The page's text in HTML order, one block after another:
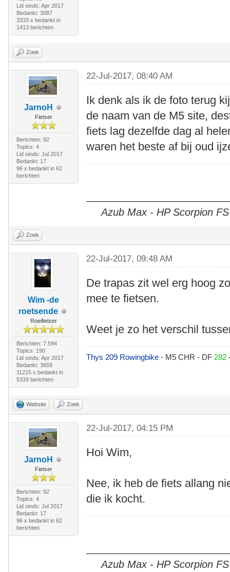
Lid sinds: Apr 2017
Bedankt: 3087
3333 x bedankt in
1413 berichten
Zoek
JarnoH
Fietser
Berichten: 92
Topics: 4
Lid sinds: Jul 2017
Bedankt: 17
96 x bedankt in 62
berichten
22-Jul-2017, 08:40 AM
Ik denk als ik de foto terug
de naam van de M5 site,
fiets lag dezelfde dag al
waren het beste af bij oud
Azub Max - HP Scorpion FS
Zoek
Wim -de
roetsende
Roeifietser
Berichten: 7.594
Topics: 190
Lid sinds: Apr 2017
Bedankt: 3659
11215 x bedankt in
5339 berichten
22-Jul-2017, 09:48 AM
De trapas zit wel erg hoog
mee te fietsen.
Weet je zo het verschil
Thys 209 Rowingbike- M5 CHR - DF 282
Website Zoek
JarnoH
Fietser
Berichten: 92
Topics: 4
Lid sinds: Jul 2017
Bedankt: 17
96 x bedankt in 62
berichten
22-Jul-2017, 04:15 PM
Hoi Wim,
Nee, ik heb de fiets allang
die ik kocht.
Azub Max - HP Scorpion FS